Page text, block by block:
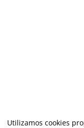
Utilizamos cookies